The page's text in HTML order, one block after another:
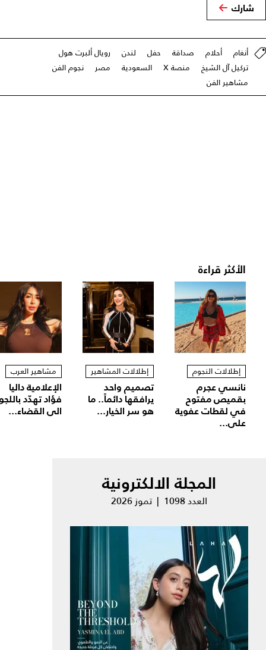
شارك
أنغام أحلام صداقة حفل لندن
رويال ألبرت هول
تركيل آل الشيخ
منصة X السعودية مصر
نجوم الفن
مشاهير الفن
الأكثر قراءة
إطلالات النجوم
نانسي عجرم
بقميص مفتوح
في لقطات عفوية
على...
إطلالات المشاهير
تصميم واحد
يرافقها دائماً.. ما
هو سر الخيار...
مشاهير العرب
الإعلامية داليا
فؤاد تهدّد
الى القضاء...
المجلة الالكترونية
العدد 1098 | تموز 2026